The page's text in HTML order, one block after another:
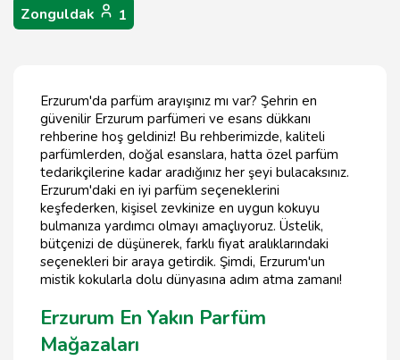
Zonguldak 1
Erzurum'da parfüm arayışınız mı var? Şehrin en
güvenilir Erzurum parfümeri ve esans dükkanı
rehberine hoş geldiniz! Bu rehberimizde, kaliteli
parfümlerden, doğal esanslara, hatta özel parfüm
tedarikçilerine kadar aradığınız her şeyi bulacaksınız.
Erzurum'daki en iyi parfüm seçeneklerini
keşfederken, kişisel zevkinize en uygun kokuyu
bulmanıza yardımcı olmayı amaçlıyoruz. Üstelik,
bütçenizi de düşünerek, farklı fiyat aralıklarındaki
seçenekleri bir araya getirdik. Şimdi, Erzurum'un
mistik kokularla dolu dünyasına adım atma zamanı!
Erzurum En Yakın Parfüm
Mağazaları